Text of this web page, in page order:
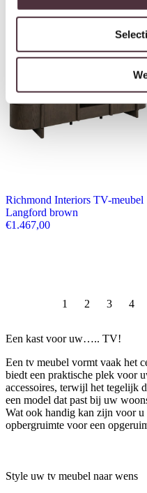
Richmond Interiors TV-meubel
Langford brown
€1.467,00
1 2 3 4
Een kast voor uw….. TV!
Een tv meubel vormt vaak het
biedt een praktische plek voor
accessoires, terwijl het tegelijk
een model dat past bij uw
Wat ook handig kan zijn voor u
opbergruimte voor een
Style uw tv meubel naar wens